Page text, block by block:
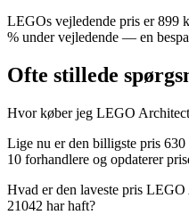
LEGOs vejledende pris er 899
% under vejledende — en
Ofte stillede
Hvor køber jeg LEGO
Lige nu er den billigste pris
10 forhandlere og opdaterer
Hvad er den laveste pris
21042 har haft?